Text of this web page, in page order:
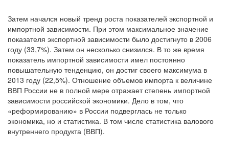
Затем начался новый тренд роста показателей экспортной и
импортной зависимости. При этом максимальное значение
показателя экспортной зависимости было достигнуто в 2006
году (33,7%). Затем он несколько снизился. В то же время
показатель импортной зависимости имел постоянно
повышательную тенденцию, он достиг своего максимума в
2013 году (22,5%). Отношение объемов импорта к величине
ВВП России не в полной мере отражает степень импортной
зависимости российской экономики. Дело в том, что
«реформированию» в России подверглась не только
экономика, но и статистика. В том числе статистика валового
внутреннего продукта (ВВП).